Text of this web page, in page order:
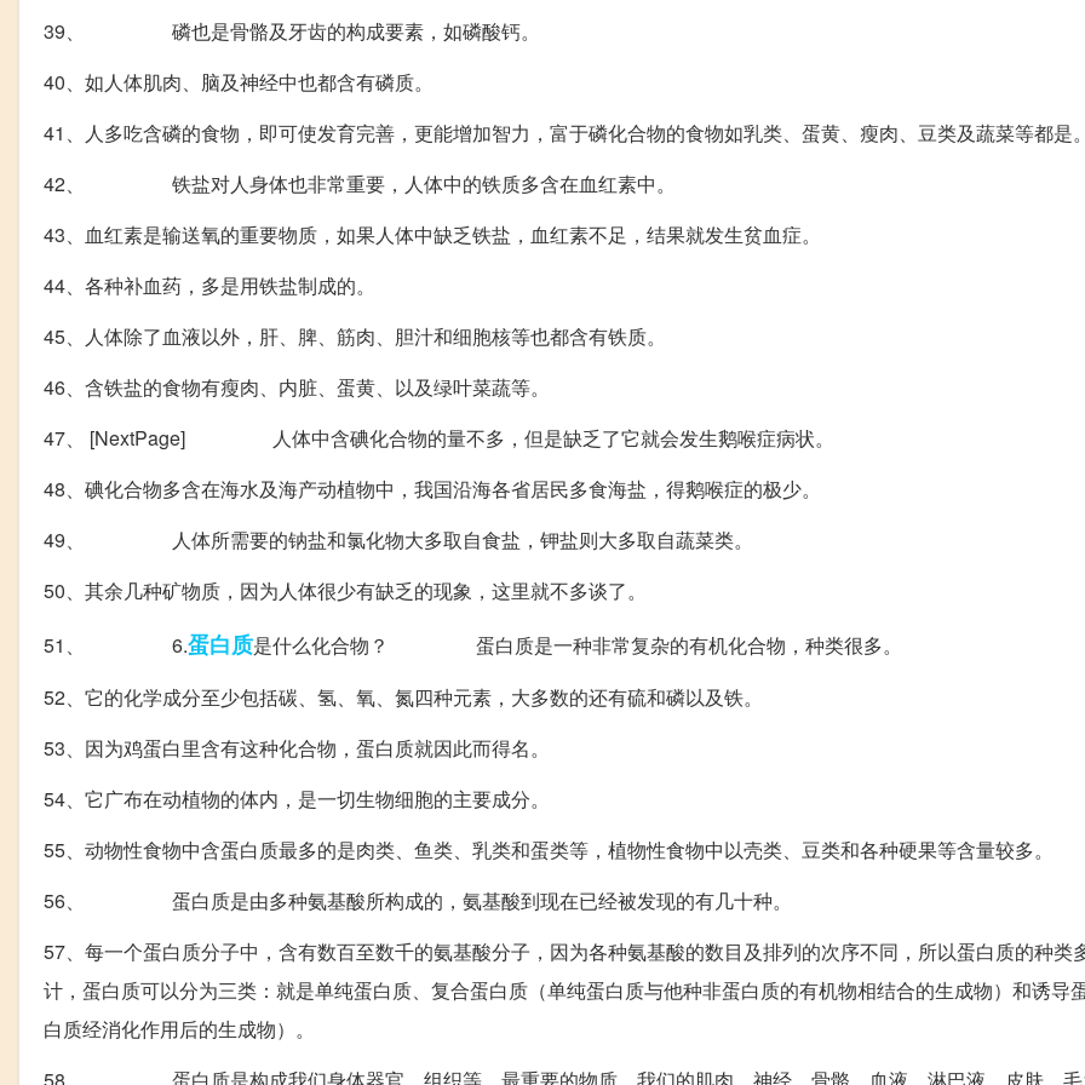
39、 磷也是骨骼及牙齿的构成要素，如磷酸钙。
40、如人体肌肉、脑及神经中也都含有磷质。
41、人多吃含磷的食物，即可使发育完善，更能增加智力，富于磷化合物的食物如乳类、蛋黄、瘦肉、豆类及蔬菜等都是
42、 铁盐对人身体也非常重要，人体中的铁质多含在血红素中。
43、血红素是输送氧的重要物质，如果人体中缺乏铁盐，血红素不足，结果就发生贫血症。
44、各种补血药，多是用铁盐制成的。
45、人体除了血液以外，肝、脾、筋肉、胆汁和细胞核等也都含有铁质。
46、含铁盐的食物有瘦肉、内脏、蛋黄、以及绿叶菜蔬等。
47、 [NextPage] 人体中含碘化合物的量不多，但是缺乏了它就会发生鹅喉症病状。
48、碘化合物多含在海水及海产动植物中，我国沿海各省居民多食海盐，得鹅喉症的极少。
49、 人体所需要的钠盐和氯化物大多取自食盐，钾盐则大多取自蔬菜类。
50、其余几种矿物质，因为人体很少有缺乏的现象，这里就不多谈了。
51、 6.蛋白质是什么化合物？ 蛋白质是一种非常复杂的有机化合物，种类很多。
52、它的化学成分至少包括碳、氢、氧、氮四种元素，大多数的还有硫和磷以及铁。
53、因为鸡蛋白里含有这种化合物，蛋白质就因此而得名。
54、它广布在动植物的体内，是一切生物细胞的主要成分。
55、动物性食物中含蛋白质最多的是肉类、鱼类、乳类和蛋类等，植物性食物中以壳类、豆类和各种硬果等含量较多。
56、 蛋白质是由多种氨基酸所构成的，氨基酸到现在已经被发现的有几十种。
57、每一个蛋白质分子中，含有数百至数千的氨基酸分子，因为各种氨基酸的数目及排列的次序不同，所以蛋白质的种类
计，蛋白质可以分为三类：就是单纯蛋白质、复合蛋白质（单纯蛋白质与他种非蛋白质的有机物相结合的生成物）和诱导
白质经消化作用后的生成物）。